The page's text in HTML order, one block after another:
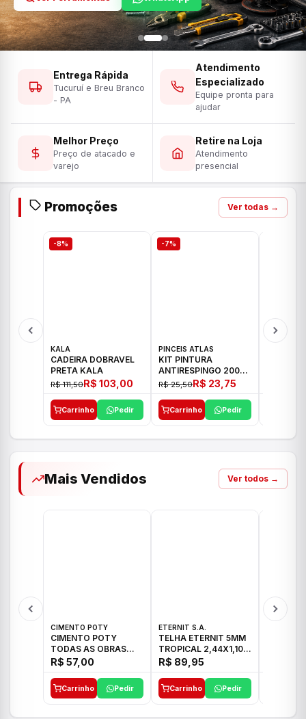
Entrega Rápida
Tucuruí e Breu Branco
- PA
Atendimento
Especializado
Equipe pronta para
ajudar
Melhor Preço
Preço de atacado e
varejo
Retire na Loja
Atendimento
presencial
Promoções Ver todas →
-8%
KALA
CADEIRA DOBRAVEL
PRETA KALA
R$ 111,50R$ 103,00
Carrinho Pedir
-7%
PINCEIS ATLAS
KIT PINTURA
ANTIRESPINGO 2003
ATLAS 03 PCS
R$ 25,50R$ 23,75
Carrinho Pedir
Mais Vendidos Ver todos →
CIMENTO POTY
CIMENTO POTY
TODAS AS OBRAS
50KG CP-II F/32
R$ 57,00
Carrinho Pedir
ETERNIT S.A.
TELHA ETERNIT 5MM
TROPICAL 2,44X1,10
27,10KG
R$ 89,95
Carrinho Pedir